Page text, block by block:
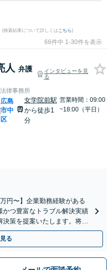
(検索結果について詳しくは こちら)
66件中 1-30件を表示
人 弁護
インタビューを見
る
律事務所
|
広島
市中
区
女学院前駅
から徒歩1
分
営業時間：09:00
~18:00（平日）
円〜】企業勤務経験がある
つ豊富なトラブル解決実績
策を提案いたします。将来
ます。
る